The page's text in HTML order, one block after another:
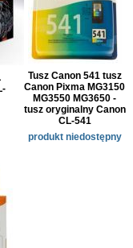
Tusz Canon 541 tusz
Canon Pixma MG3150
MG3550 MG3650 -
tusz oryginalny Canon
CL-541
produkt niedostępny